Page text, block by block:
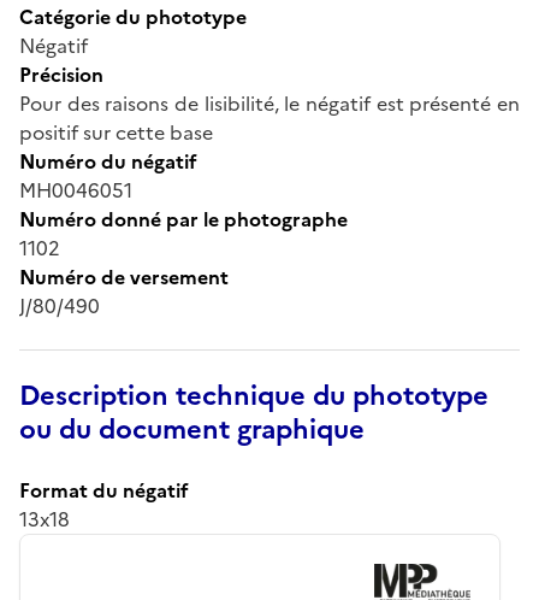
Catégorie du phototype
Négatif
Précision
Pour des raisons de lisibilité, le négatif est présenté en
positif sur cette base
Numéro du négatif
MH0046051
Numéro donné par le photographe
1102
Numéro de versement
J/80/490
Description technique du phototype
ou du document graphique
Format du négatif
13x18